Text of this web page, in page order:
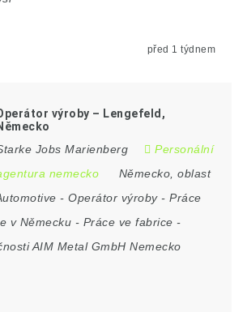
před 1 týdnem
výroby – Lengefeld,
Jobs Marienberg
Personální
nemecko
Německo ,oblast
-Operátor výroby-Práce
v Německu - Práce ve fabrice -
AIM Metal GmbH Nemecko